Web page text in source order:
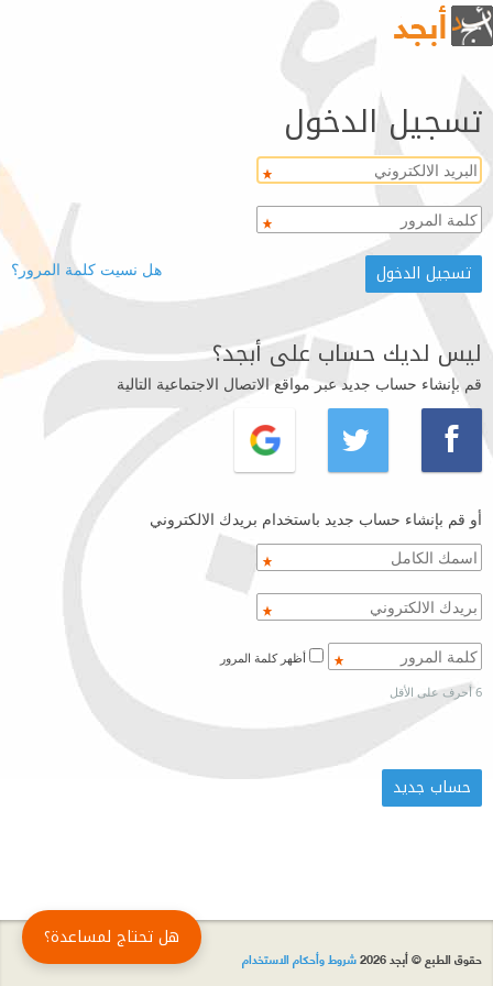
تسجيل الدخول
هل نسيت كلمة المرور؟
ليس لديك حساب على أبجد؟
قم بإنشاء حساب جديد عبر مواقع الاتصال الاجتماعية التالية
أو قم بإنشاء حساب جديد باستخدام بريدك الالكتروني
6 أحرف على الأقل
حقوق الطبع © أبجد 2026 شروط وأحكام الاستخدام
هل تحتاج لمساعدة؟